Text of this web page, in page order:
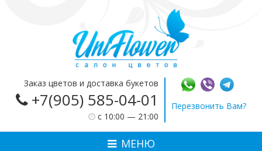
Заказ цветов и доставка букетов
+7(905) 585-04-01
c 10:00 — 21:00
Перезвонить Вам?
МЕНЮ